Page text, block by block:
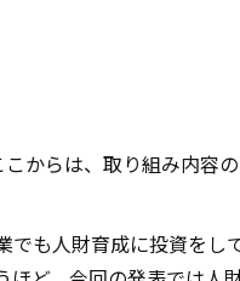
からは、取り組み内容の
でも人財育成に投資をし